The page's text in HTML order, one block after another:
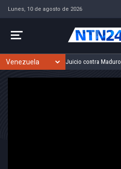
Lunes, 10 de agosto de 2026
Juicio contra Maduro